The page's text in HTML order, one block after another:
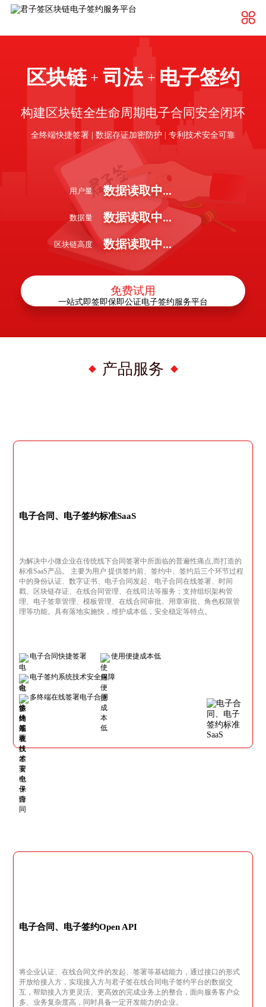
区块链 + 司法 + 电子签约
构建区块链全生命周期电子合同安全闭环
全终端快捷签署 | 数据存证加密防护 | 专利技术安全可靠
用户量 数据读取中...
数据量 数据读取中...
区块链高度 数据读取中...
免费试用
产品服务
一站式即签即保即公证电子签约服务平台
电子合同、电子签约标准SaaS
为解决中小微企业在传统线下合同签署中所面临的普遍性痛点,而打造的
标准SaaS产品。 主要为用户 提供签约前、签约中、签约后三个环节过程
中的身份认证、数字证书、电子合同发起、电子合同在线签署、时间
戳、区块链存证、在线合同管理、在线司法等服务；支持组织架构管
理、电子签章管理、模板管理、在线合同审批、用章审批、角色权限管
理等功能。具有落地实施快，维护成本低，安全稳定等特点。
电子合同快捷签署 使用便捷成本低
电子签约系统技术安全保障
多终端在线签署电子合同
电子合同、电子签约Open API
将企业认证、在线合同文件的发起、签署等基础能力，通过接口的形式
开放给接入方，实现接入方与君子签在线合同电子签约平台的数据交
互，帮助接入方更灵活、更高效的完成业务上的整合，面向服务客户众
多、业务复杂度高，同时具备一定开发能力的企业。